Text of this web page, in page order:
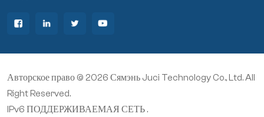
Авторское право © 2026 Сямэнь Juci Technology Co., Ltd. All
Right Reserved.
IPv6 ПОДДЕРЖИВАЕМАЯ СЕТЬ .